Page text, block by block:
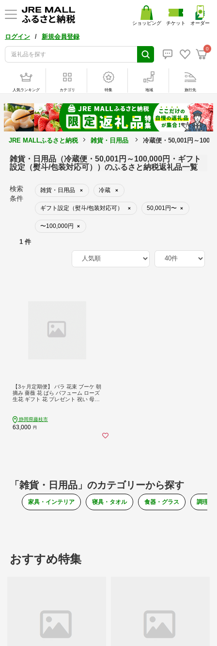
ログイン / 新規会員登録
0
ショッピング チケット オーダー
人気ランキング カテゴリ 特集 地域 旅行先
JRE MALLふるさと納税 雑貨・日用品 冷蔵便・50,001円～
雑貨・日用品（冷蔵便・50,001円～100,000円・ギフト
設定（熨斗/包装対応可））のふるさと納税返礼品一覧
検索
条件
雑貨・日用品 × 冷蔵 ×
ギフト設定（熨斗/包装対応可） × 50,001円〜 ×
〜100,000円 ×
1 件
【3ヶ月定期便】 バラ 花束 ブーケ 朝
摘み 薔薇 花 ばら パフューム ローズ
生花 ギフト 花 プレゼント 祝い 母の
静岡県藤枝市
63,000 円
「雑貨・日用品」のカテゴリーから探す
家具・インテリア 寝具・タオル 食器・グラス 調理器
おすすめ特集